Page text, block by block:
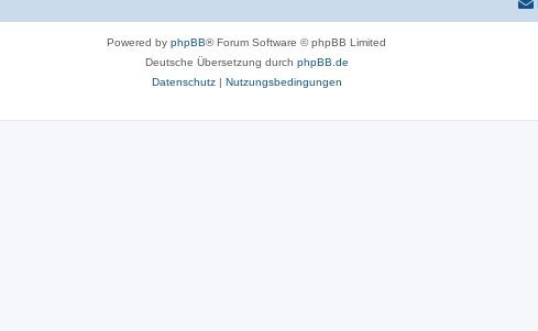
Powered by phpBB® Forum Software © phpBB Limited
Deutsche Übersetzung durch phpBB.de
Datenschutz| Nutzungsbedingungen